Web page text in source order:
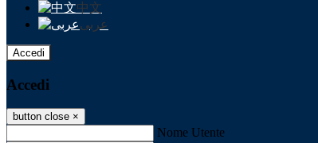
中文
عربى
Accedi
Accedi
button close ×
Nome Utente